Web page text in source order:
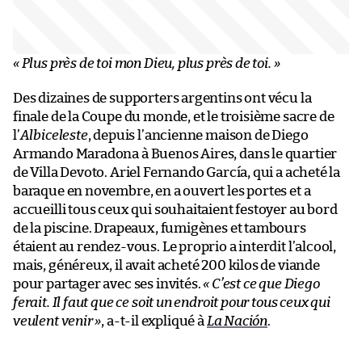
« Plus près de toi mon Dieu, plus près de toi. »
Des dizaines de supporters argentins ont vécu la
finale de la Coupe du monde, et le troisième sacre de
l’Albiceleste, depuis l’ancienne maison de Diego
Armando Maradona à Buenos Aires, dans le quartier
de Villa Devoto. Ariel Fernando García, qui a acheté la
baraque en novembre, en a ouvert les portes et a
accueilli tous ceux qui souhaitaient festoyer au bord
de la piscine. Drapeaux, fumigènes et tambours
étaient au rendez-vous. Le proprio a interdit l’alcool,
mais, généreux, il avait acheté 200 kilos de viande
pour partager avec ses invités.« C’est ce que Diego
ferait. Il faut que ce soit un endroit pour tous ceux qui
veulent venir », a-t-il expliqué à La Nación.